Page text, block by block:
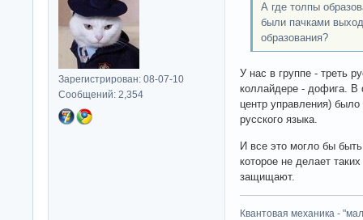
Зарегистрирован: 08-07-10
Сообщений: 2,354
А где толпы
были пачками
образования?
У нас в группе - треть
коллайдере - дофига. В
центр управления)
русского языка.
И все это могло бы
которое не делает
защищают.
Квантовая механика -